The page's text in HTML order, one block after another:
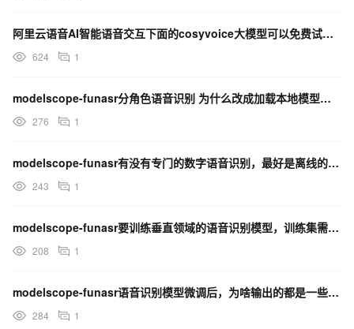
阿里云语音AI智能语音交互下面的cosyvoice大模型可以免费试用吗？
624 1
modelscope-funasr分角色语音识别 为什么改成加载本地模型，还是很慢？
276 1
modelscope-funasr有没有专门的数字语音识别，最好是离线的模型？
243 1
modelscope-funasr要训练垂直领域的语音识别模型，训练集需要多长时间的数据？
208 1
modelscope-funasr语音识别模型微调后，为啥输出的都是一些看不懂的文字了？
284 1